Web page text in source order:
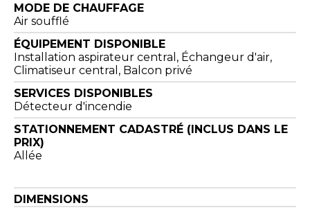
MODE DE CHAUFFAGE
Air soufflé
ÉQUIPEMENT DISPONIBLE
Installation aspirateur central, Échangeur d'air,
Climatiseur central, Balcon privé
SERVICES DISPONIBLES
Détecteur d'incendie
STATIONNEMENT CADASTRÉ (INCLUS DANS LE
PRIX)
Allée
DIMENSIONS